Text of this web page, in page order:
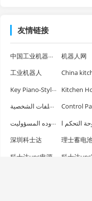
友情链接
中国工业机器人官网 机器人网
工业机器人
Key Piano-Style Control Switch
الصين فائقة رقيقة إطار انزلاق باب الملفات الشخصية
Control
شرکت تکنولوژی ژونگشان شون‌یه، محدوده المسؤولیت
深圳科士达
科士达ups电源
科士达